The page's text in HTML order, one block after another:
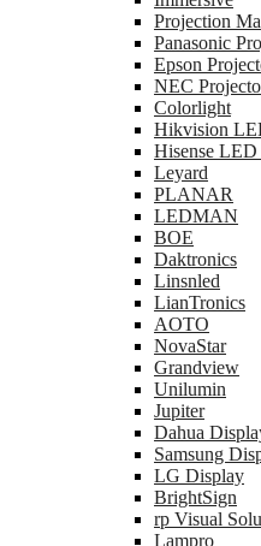
Projection
Panasonic
Epson
NEC
Colorlight
Hikvision
Hisense LED
Leyard
PLANAR
LEDMAN
BOE
Daktronics
Linsnled
LianTronics
AOTO
NovaStar
Grandview
Unilumin
Jupiter
Dahua
Samsung
LG Display
BrightSign
rp Visual
Lampro